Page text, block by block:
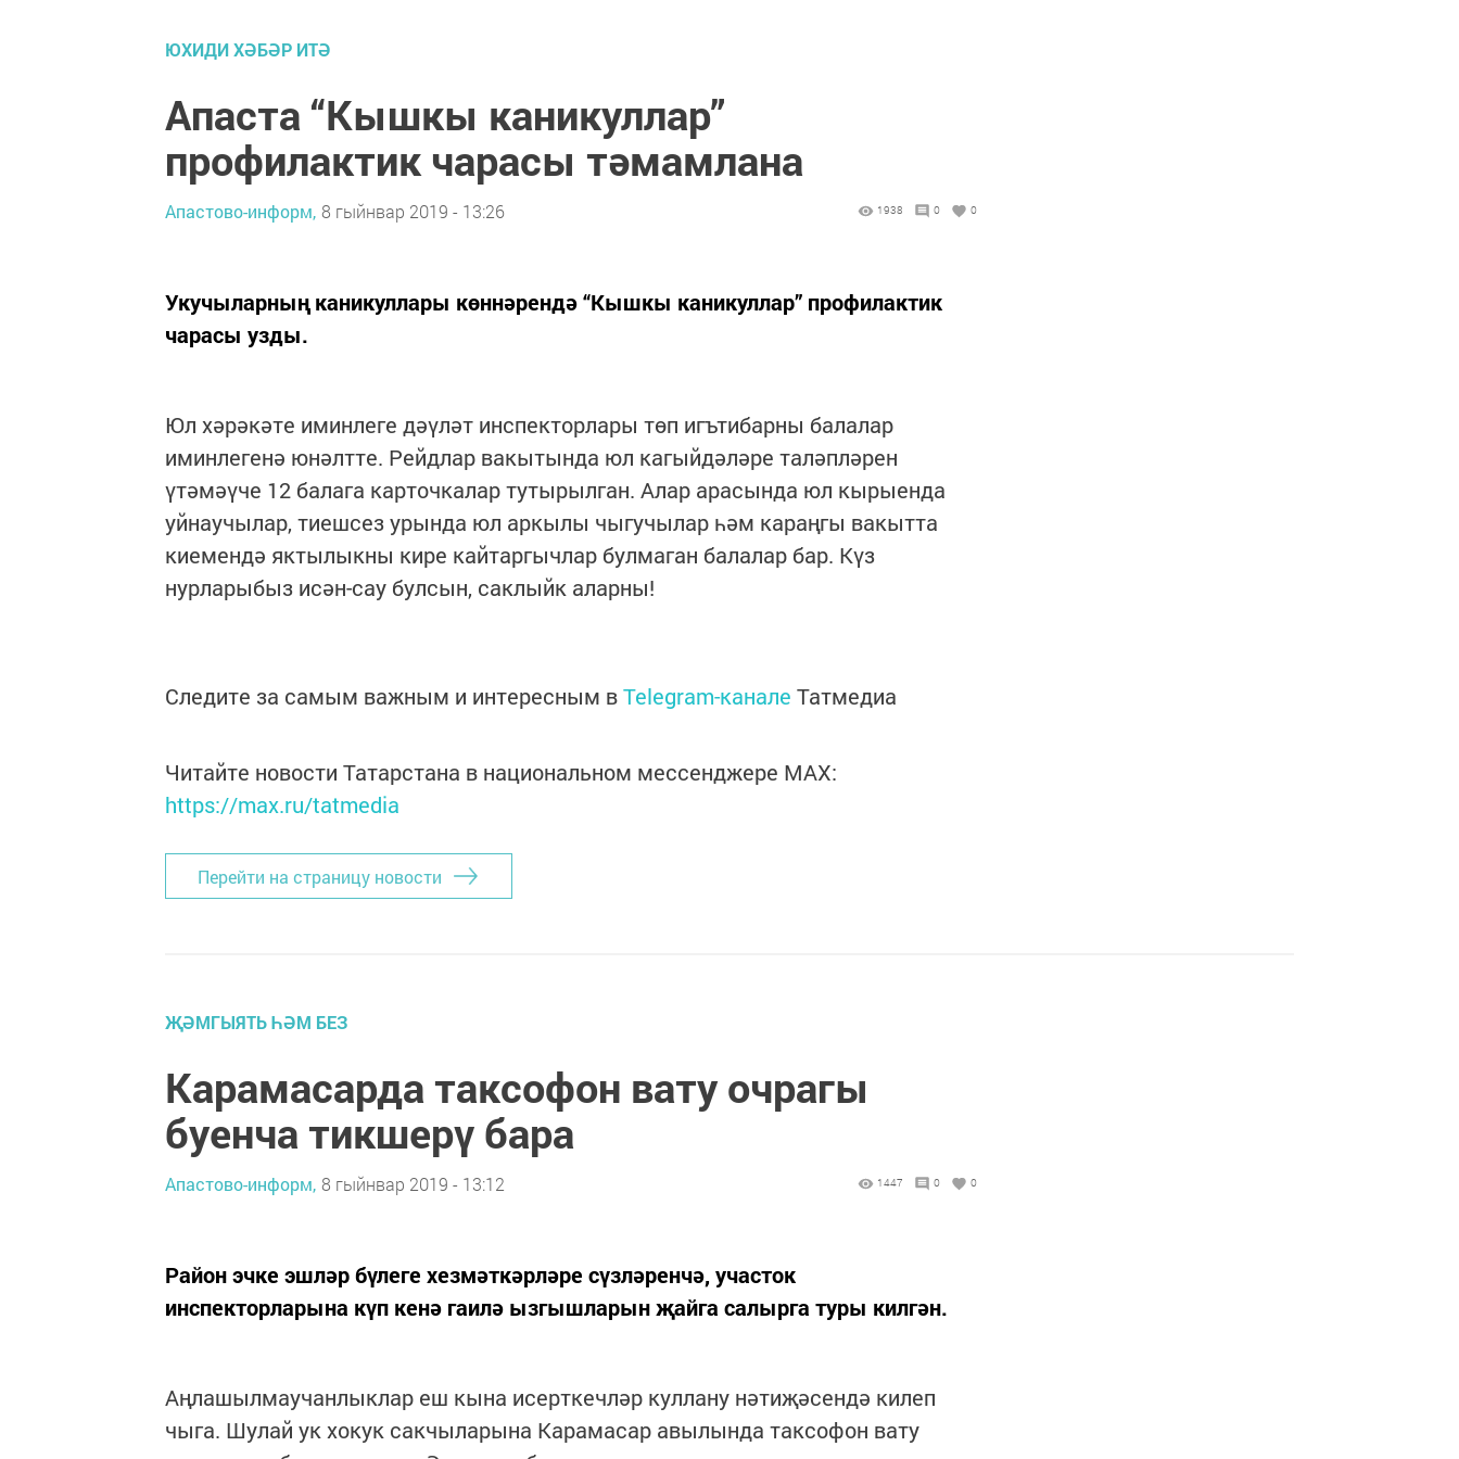
ЮХИДИ ХӘБӘР ИТӘ
Апаста “Кышкы каникуллар”
профилактик чарасы тәмамлана
Апастово-информ, 8 гыйнвар 2019 - 13:26 1938 0 0
Укучыларның каникуллары көннәрендә “Кышкы каникуллар” профилактик
чарасы узды.
Юл хәрәкәте иминлеге дәүләт инспекторлары төп игътибарны балалар
иминлегенә юнәлтте. Рейдлар вакытында юл кагыйдәләре таләпләрен
үтәмәүче 12 балага карточкалар тутырылган. Алар арасында юл кырыенда
уйнаучылар, тиешсез урында юл аркылы чыгучылар һәм караңгы вакытта
киемендә яктылыкны кире кайтаргычлар булмаган балалар бар. Күз
нурларыбыз исән-сау булсын, саклыйк аларны!
Следите за самым важным и интересным вTelegram-канале Татмедиа
Читайте новости Татарстана в национальном мессенджере MАХ:
https://max.ru/tatmedia
Перейти на страницу новости
ҖӘМГЫЯТЬ ҺӘМ БЕЗ
Карамасарда таксофон вату очрагы
буенча тикшерү бара
Апастово-информ, 8 гыйнвар 2019 - 13:12 1447 0 0
Район эчке эшләр бүлеге хезмәткәрләре сүзләренчә, участок
инспекторларына күп кенә гаилә ызгышларын җайга салырга туры килгән.
Аңлашылмаучанлыклар еш кына исерткечләр куллану нәтиҗәсендә килеп
чыга. Шулай ук хокук сакчыларына Карамасар авылында таксофон вату